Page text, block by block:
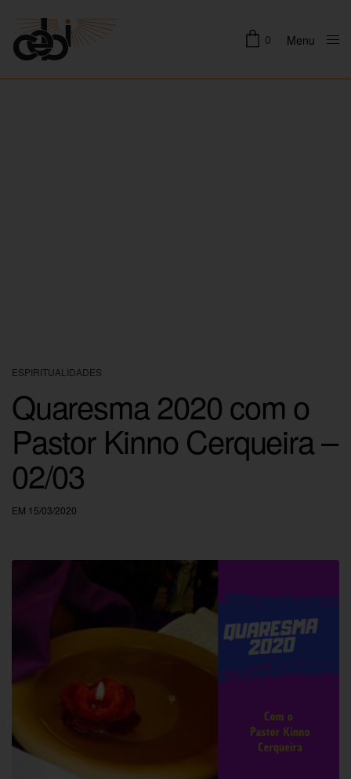
0 Menu
ESPIRITUALIDADES
Quaresma 2020 com o
Pastor Kinno Cerqueira –
02/03
EM 15/03/2020